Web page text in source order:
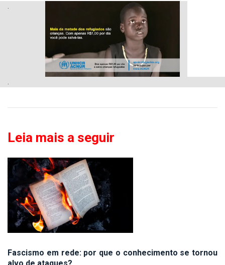
Leia mais a seguir
Fascismo em rede: por que o conhecimento se tornou